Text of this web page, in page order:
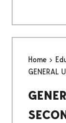
Home
GENERAL